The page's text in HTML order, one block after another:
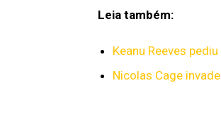
Leia também:
Keanu Reeves
Nicolas Cage